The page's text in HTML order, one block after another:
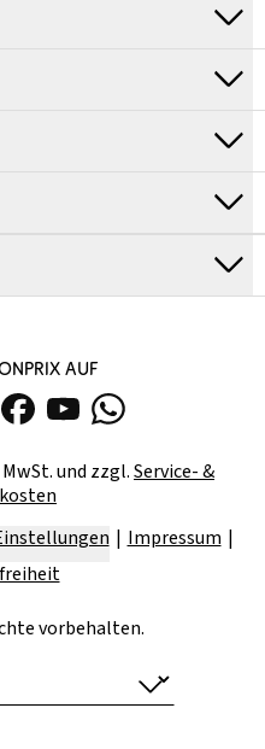
AUF
und zzgl.Service- &
Impressum
vorbehalten.